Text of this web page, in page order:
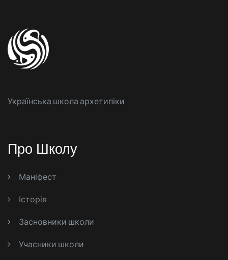
Українська школа архетипіки
Про Школу
Маніфест
Історія
Засновники школи
Учасники школи